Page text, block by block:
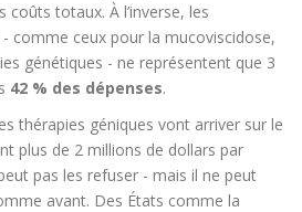
totaux. À l’inverse, les
comme ceux pour la mucoviscidose,
génétiques - ne représentent que 3
42 % des dépenses.
thérapies géniques vont arriver sur le
plus de 2 millions de dollars par
pas les refuser - mais il ne peut
avant. Des États comme la